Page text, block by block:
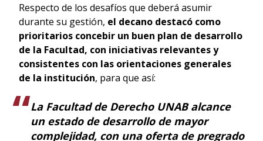
Respecto de los desafíos que deberá asumir
durante su gestión, el decano destacó como
prioritarios concebir un buen plan de desarrollo
de la Facultad, con iniciativas relevantes y
consistentes con las orientaciones generales
de la institución, para que así:
La Facultad de Derecho UNAB alcance
un estado de desarrollo de mayor
complejidad, con una oferta de pregrado